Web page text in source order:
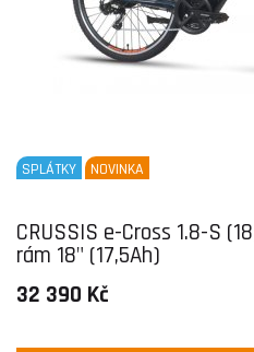
SPLÁTKY NOVINKA
CRUSSIS e-Cross 1.8-S
rám 18" (17,5Ah)
32 390 Kč